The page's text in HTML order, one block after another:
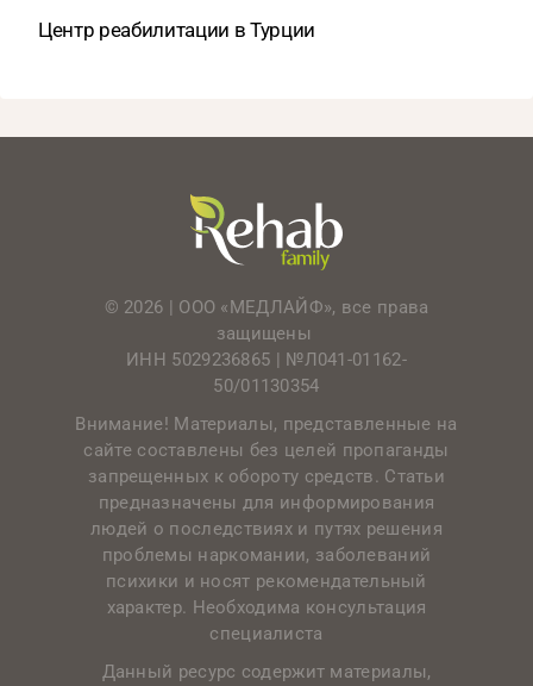
Центр реабилитации в Турции
© 2026 | ООО «МЕДЛАЙФ», все права
защищены
ИНН 5029236865 | №Л041-01162-
50/01130354
Внимание! Материалы, представленные на
сайте составлены без целей пропаганды
запрещенных к обороту средств. Статьи
предназначены для информирования
людей о последствиях и путях решения
проблемы наркомании, заболеваний
психики и носят рекомендательный
характер. Необходима консультация
специалиста
Данный ресурс содержит материалы,